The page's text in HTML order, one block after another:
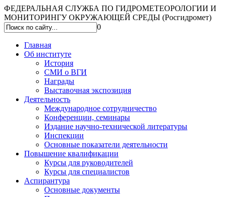
ФЕДЕРАЛЬНАЯ СЛУЖБА ПО ГИДРОМЕТЕОРОЛОГИИ И
МОНИТОРИНГУ ОКРУЖАЮЩЕЙ СРЕДЫ (Росгидромет)
0
Главная
Об институте
История
СМИ о ВГИ
Награды
Выставочная экспозиция
Деятельность
Международное сотрудничество
Конференции, семинары
Издание научно-технической литературы
Инспекции
Основные показатели деятельности
Повышение квалификации
Курсы для руководителей
Курсы для специалистов
Аспирантура
Основные документы